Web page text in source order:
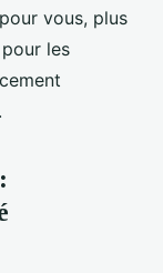
vous, plus
les